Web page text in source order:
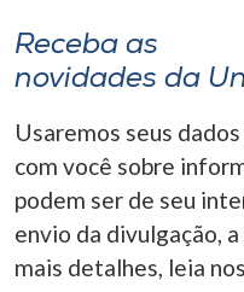
Receba as
novidades da
Usaremos seus
com você sobre
podem ser de seu
envio da divulgação,
mais detalhes, leia